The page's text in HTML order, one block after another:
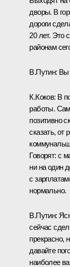
дворы. В
дороги
20 лет. Это
районам
В.Путин: Вы
К.Коков: В
работы.
позитивно
сказать, от
Говорят: с
ни на один
с
нормально.
В.Путин:
сейчас
прекрасно,
давайте
наиболее